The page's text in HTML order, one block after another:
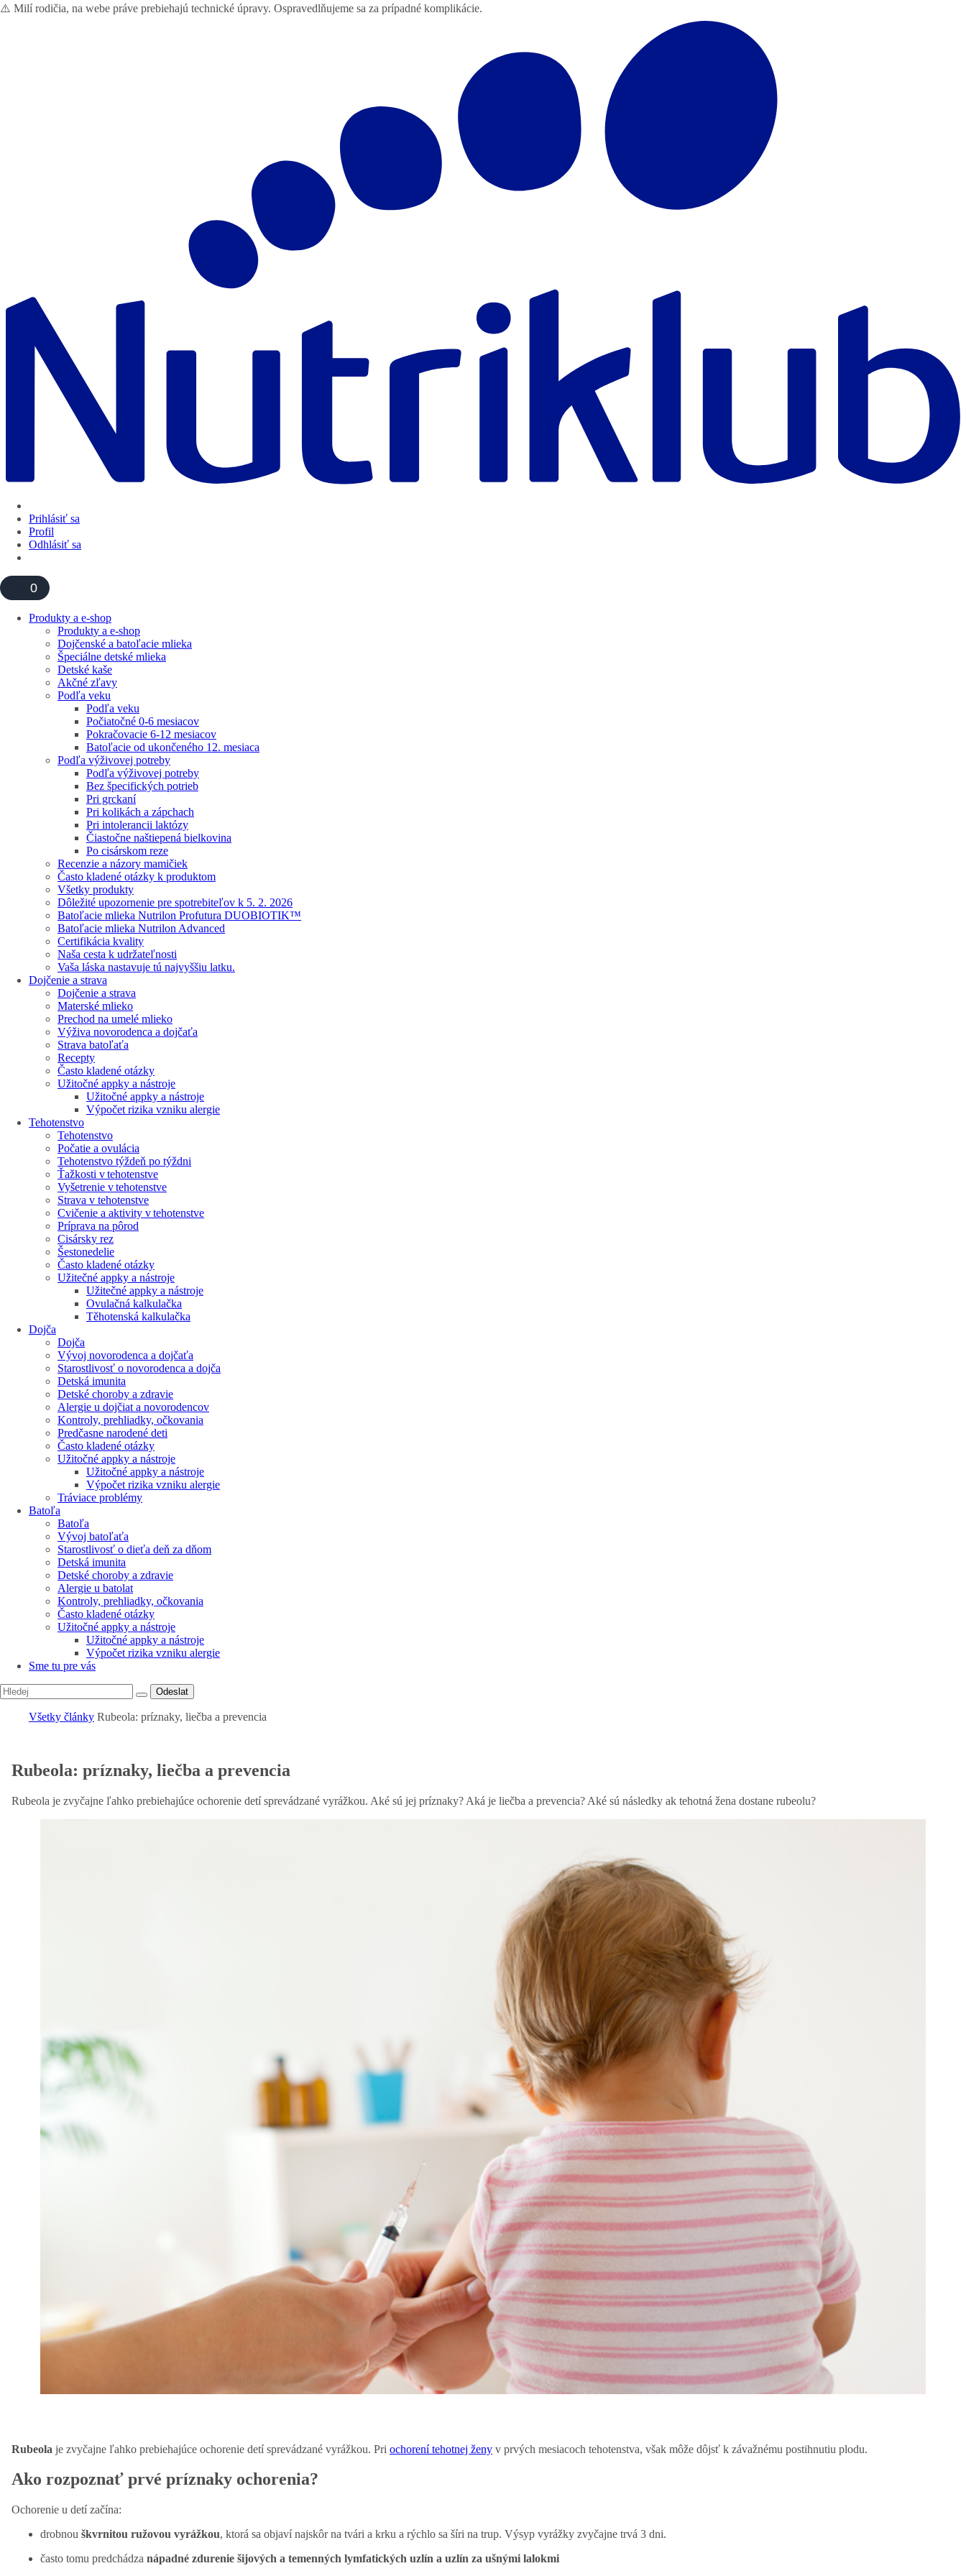
⚠️ Milí rodičia, na webe práve prebiehajú technické úpravy. Ospravedlňujeme sa za prípadné komplikácie.
Prihlásiť sa
Profil
Odhlásiť sa
0
Produkty a e-shop
Produkty a e-shop
Dojčenské a batoľacie mlieka
Špeciálne detské mlieka
Detské kaše
Akčné zľavy
Podľa veku
Podľa veku
Počiatočné 0-6 mesiacov
Pokračovacie 6-12 mesiacov
Batoľacie od ukončeného 12. mesiaca
Podľa výživovej potreby
Podľa výživovej potreby
Bez špecifických potrieb
Pri grckaní
Pri kolikách a zápchach
Pri intolerancii laktózy
Čiastočne naštiepená bielkovina
Po cisárskom reze
Recenzie a názory mamičiek
Často kladené otázky k produktom
Všetky produkty
Dôležité upozornenie pre spotrebiteľov k 5. 2. 2026
Batoľacie mlieka Nutrilon Profutura DUOBIOTIK™
Batoľacie mlieka Nutrilon Advanced
Certifikácia kvality
Naša cesta k udržateľnosti
Vaša láska nastavuje tú najvyššiu latku.
Dojčenie a strava
Dojčenie a strava
Materské mlieko
Prechod na umelé mlieko
Výživa novorodenca a dojčaťa
Strava batoľaťa
Recepty
Často kladené otázky
Užitočné appky a nástroje
Užitočné appky a nástroje
Výpočet rizika vzniku alergie
Tehotenstvo
Tehotenstvo
Počatie a ovulácia
Tehotenstvo týždeň po týždni
Ťažkosti v tehotenstve
Vyšetrenie v tehotenstve
Strava v tehotenstve
Cvičenie a aktivity v tehotenstve
Príprava na pôrod
Cisársky rez
Šestonedelie
Často kladené otázky
Užitečné appky a nástroje
Užitečné appky a nástroje
Ovulačná kalkulačka
Těhotenská kalkulačka
Dojča
Dojča
Vývoj novorodenca a dojčaťa
Starostlivosť o novorodenca a dojča
Detská imunita
Detské choroby a zdravie
Alergie u dojčiat a novorodencov
Kontroly, prehliadky, očkovania
Predčasne narodené deti
Často kladené otázky
Užitočné appky a nástroje
Užitočné appky a nástroje
Výpočet rizika vzniku alergie
Tráviace problémy
Batoľa
Batoľa
Vývoj batoľaťa
Starostlivosť o dieťa deň za dňom
Detská imunita
Detské choroby a zdravie
Alergie u batolat
Kontroly, prehliadky, očkovania
Často kladené otázky
Užitočné appky a nástroje
Užitočné appky a nástroje
Výpočet rizika vzniku alergie
Sme tu pre vás
Odeslat
Všetky články Rubeola: príznaky, liečba a prevencia
Rubeola: príznaky, liečba a prevencia
Rubeola je zvyčajne ľahko prebiehajúce ochorenie detí sprevádzané vyrážkou. Aké sú jej príznaky? Aká je liečba a prevencia? Aké sú následky ak tehotná žena dostane rubeolu?
Rubeola je zvyčajne ľahko prebiehajúce ochorenie detí sprevádzané vyrážkou. Pri ochorení tehotnej ženy v prvých mesiacoch tehotenstva, však môže dôjsť k závažnému postihnutiu plodu.
Ako rozpoznať prvé príznaky ochorenia?
Ochorenie u detí začína:
drobnou škvrnitou ružovou vyrážkou, ktorá sa objaví najskôr na tvári a krku a rýchlo sa šíri na trup. Výsyp vyrážky zvyčajne trvá 3 dni.
často tomu predchádza nápadné zdurenie šijových a temenných lymfatických uzlín a uzlín za ušnými lalokmi